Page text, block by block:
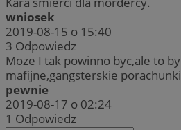
wniosek
2019-08-15 o 15:40
3 Odpowiedz
Moze I tak powinno byc,ale to
mafijne,gangsterskie
pewnie
2019-08-17 o 02:24
1 Odpowiedz